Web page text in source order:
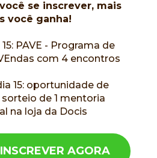
AGORA
se inscrever, mais
você ganha!
PAVE - Programa de
com 4 encontros
15: oportunidade de
de 1 mentoria
na loja da Docis